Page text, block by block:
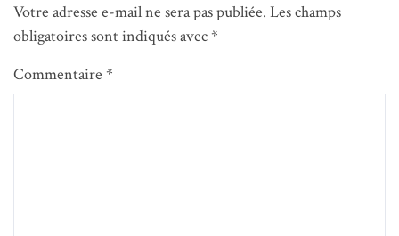
Votre adresse e-mail ne sera pas publiée. Les champs
obligatoires sont indiqués avec*
Commentaire *